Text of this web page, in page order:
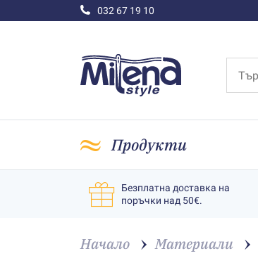
032 67 19 10
Продукти
Безплатна доставка на
поръчки над 50€.
Начало Материали